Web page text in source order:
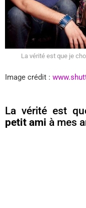
La vérité est que je
Image crédit :
La vérité est
petit ami à mes